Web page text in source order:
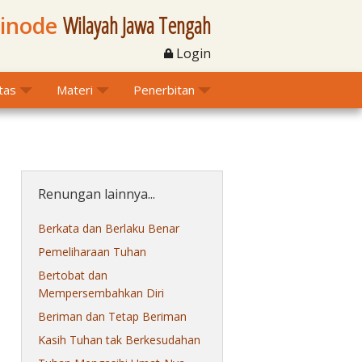
Wilayah Jawa Tengah
Login
Materi Penerbitan
Renungan lainnya...
Berkata dan Berlaku Benar
Pemeliharaan Tuhan
Bertobat dan
Mempersembahkan Diri
Beriman dan Tetap Beriman
Kasih Tuhan tak Berkesudahan